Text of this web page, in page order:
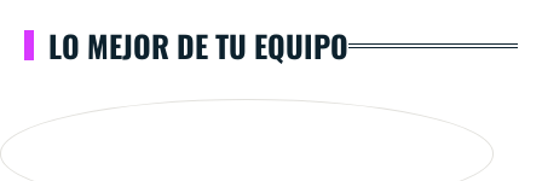
LO MEJOR DE TU EQUIPO